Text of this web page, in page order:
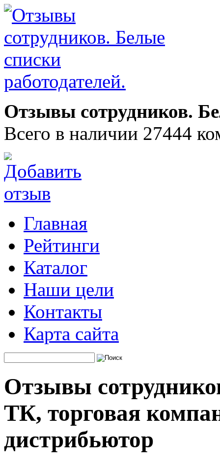
Отзывы сотрудников.
Всего в наличии 27444
Главная
Рейтинги
Каталог
Наши цели
Контакты
Карта сайта
Отзывы
ТК, торговая
дистрибьютор